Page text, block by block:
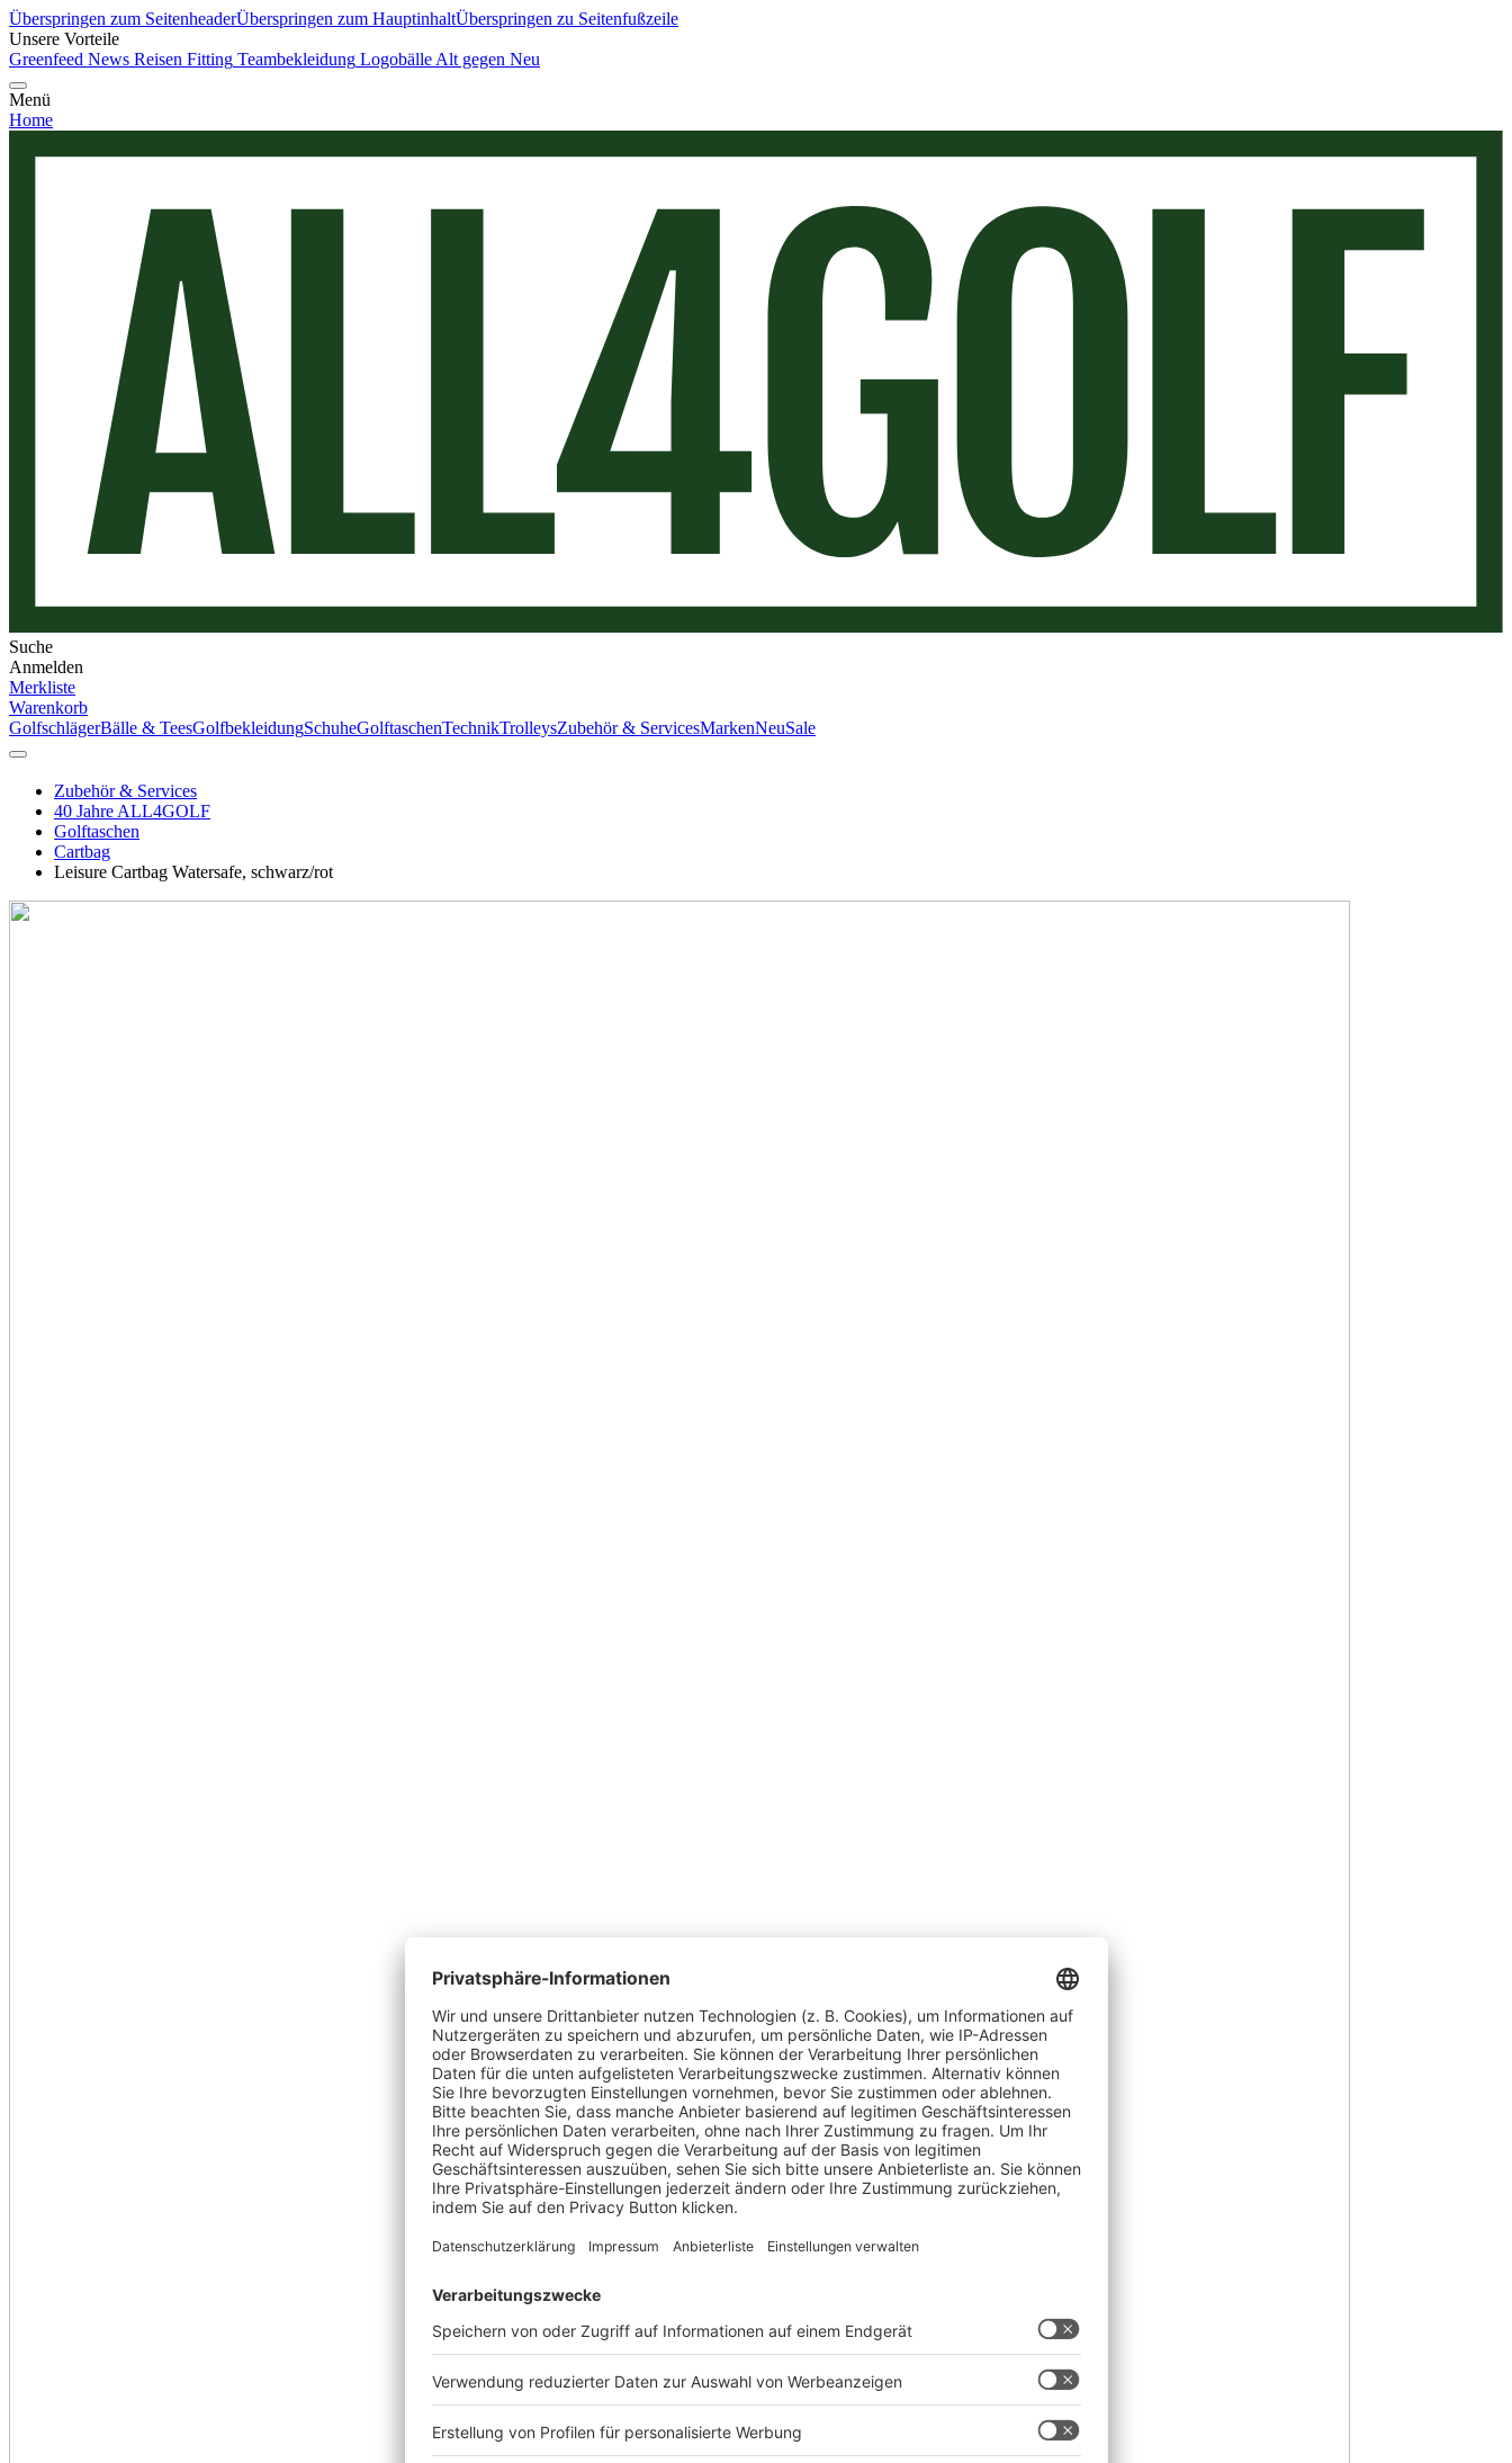
Überspringen zum SeitenheaderÜberspringen zum HauptinhaltÜberspringen zu Seitenfußzeile
Unsere Vorteile
Greenfeed News Reisen Fitting Teambekleidung Logobälle Alt gegen Neu
Menü
Home
Suche
Anmelden
Merkliste
Warenkorb
GolfschlägerBälle & TeesGolfbekleidungSchuheGolftaschenTechnikTrolleysZubehör & ServicesMarkenNeuSale
Zubehör & Services
40 Jahre ALL4GOLF
Golftaschen
Cartbag
Leisure Cartbag Watersafe, schwarz/rot